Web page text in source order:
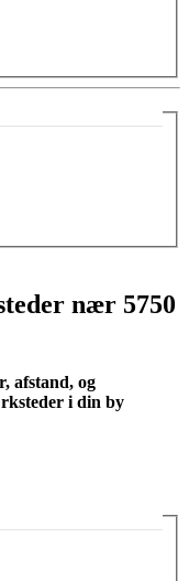
nær 5750
afstand, og
i din by